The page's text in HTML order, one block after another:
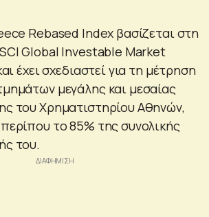
Rebased Index βασίζεται στη
Global Investable Market
έχει σχεδιαστεί για τη μέτρηση
μεγάλης και μεσαίας
του Χρηματιστηρίου Αθηνών,
το 85% της συνολικής
του.